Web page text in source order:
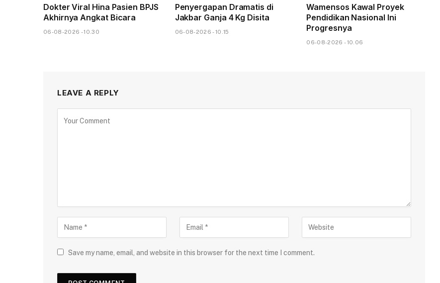
Dokter Viral Hina Pasien BPJS
Akhirnya Angkat Bicara
06-08-2026 - 10.30
Penyergapan Dramatis di
Jakbar Ganja 4 Kg Disita
06-08-2026 - 10.15
Wamensos Kawal Proyek
Pendidikan Nasional Ini
Progresnya
06-08-2026 - 10.06
LEAVE A REPLY
Save my name, email, and website in this browser for the next time I comment.